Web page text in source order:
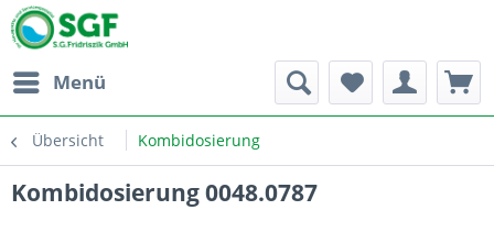
Menü
Übersicht Kombidosierung
Kombidosierung 0048.0787